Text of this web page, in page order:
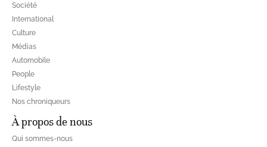
Société
International
Culture
Médias
Automobile
People
Lifestyle
Nos chroniqueurs
À propos de nous
Qui sommes-nous